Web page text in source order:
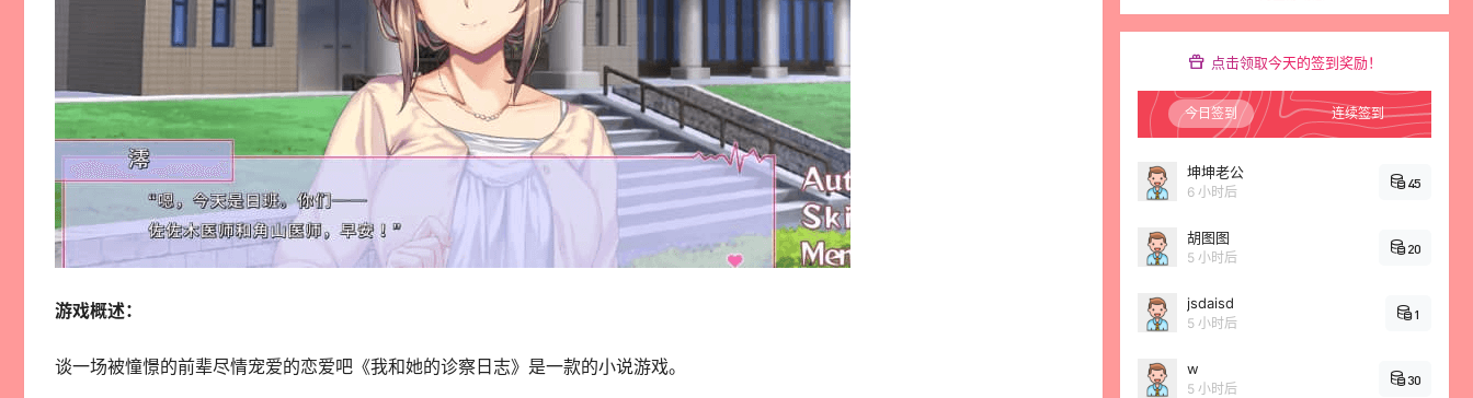
游戏概述：
谈一场被憧憬的前辈尽情宠爱的恋爱吧《我和她的诊察日志》是一款的小说游戏。
点击领取今天的签到奖励！
今日签到 连续签到
坤坤老公
6 小时后
45
胡图图
5 小时后
20
jsdaisd
5 小时后
1
w
5 小时后
30